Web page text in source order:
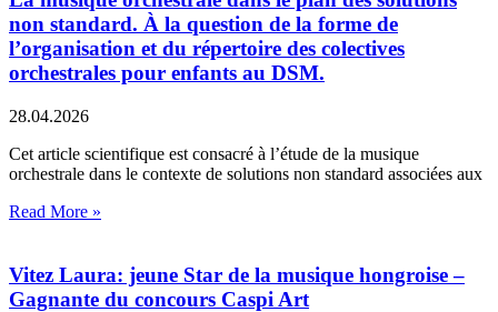
non standard. À la question de la forme de
l’organisation et du répertoire des colectives
orchestrales pour enfants au DSM.
28.04.2026
Cet article scientifique est consacré à l’étude de la musique
orchestrale dans le contexte de solutions non standard associées aux
Read More »
Vitez Laura: jeune Star de la musique hongroise –
Gagnante du concours Caspi Art